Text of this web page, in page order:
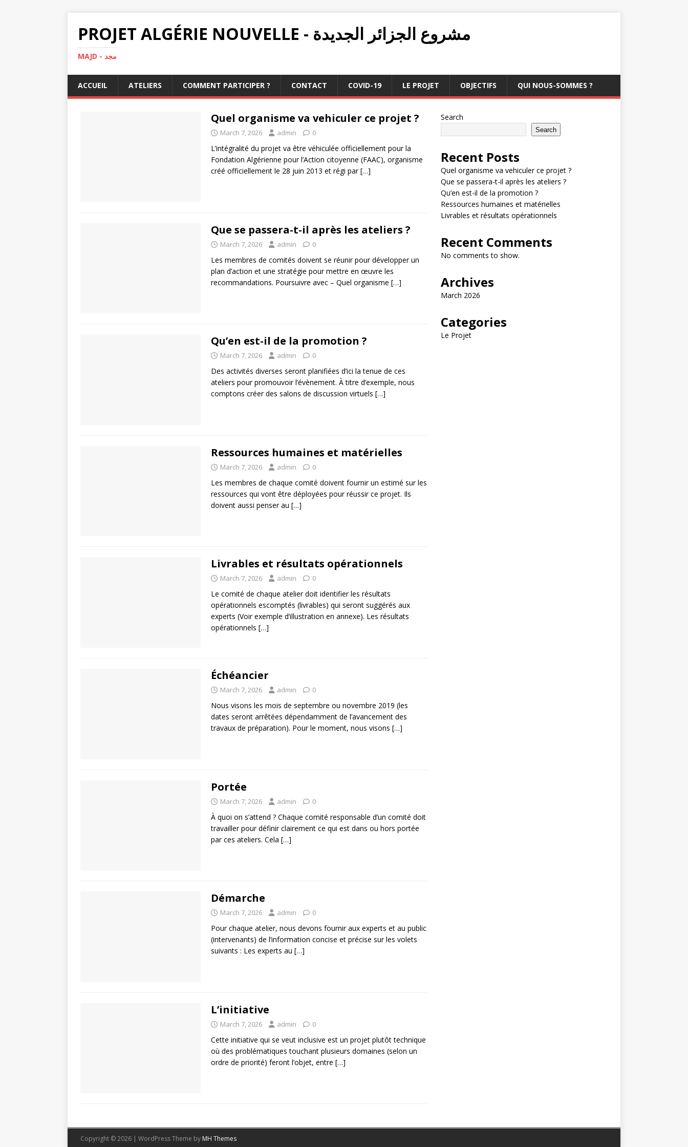
PROJET ALGÉRIE NOUVELLE - مشروع الجزائر الجديدة
MAJD - مجد
ACCUEIL ATELIERS COMMENT PARTICIPER ? CONTACT COVID-19 LE PROJET OBJECTIFS QUI NOUS-SOMMES ?
Quel organisme va vehiculer ce projet ?
March 7, 2026 admin 0
L’intégralité du projet va être véhiculée officiellement pour la
Fondation Algérienne pour l’Action citoyenne (FAAC), organisme
créé officiellement le 28 juin 2013 et régi par[…]
Que se passera-t-il après les ateliers ?
March 7, 2026 admin 0
Les membres de comités doivent se réunir pour développer un
plan d’action et une stratégie pour mettre en œuvre les
recommandations. Poursuivre avec – Quel organisme […]
Qu’en est-il de la promotion ?
March 7, 2026 admin 0
Des activités diverses seront planifiées d’ici la tenue de ces
ateliers pour promouvoir l’évènement. À titre d’exemple, nous
comptons créer des salons de discussion virtuels […]
Ressources humaines et matérielles
March 7, 2026 admin 0
Les membres de chaque comité doivent fournir un estimé sur les
ressources qui vont être déployées pour réussir ce projet. Ils
doivent aussi penser au […]
Livrables et résultats opérationnels
March 7, 2026 admin 0
Le comité de chaque atelier doit identifier les résultats
opérationnels escomptés (livrables) qui seront suggérés aux
experts (Voir exemple d’illustration en annexe). Les résultats
opérationnels […]
Échéancier
March 7, 2026 admin 0
Nous visons les mois de septembre ou novembre 2019 (les
dates seront arrêtées dépendamment de l’avancement des
travaux de préparation). Pour le moment, nous visons […]
Portée
March 7, 2026 admin 0
À quoi on s’attend ? Chaque comité responsable d’un comité doit
travailler pour définir clairement ce qui est dans ou hors portée
par ces ateliers. Cela […]
Démarche
March 7, 2026 admin 0
Pour chaque atelier, nous devons fournir aux experts et au public
(intervenants) de l’information concise et précise sur les volets
suivants : Les experts au […]
L’initiative
March 7, 2026 admin 0
Cette initiative qui se veut inclusive est un projet plutôt technique
où des problématiques touchant plusieurs domaines (selon un
ordre de priorité) feront l’objet, entre […]
Search
Search
Recent Posts
Quel organisme va vehiculer ce projet ?
Que se passera-t-il après les ateliers ?
Qu’en est-il de la promotion ?
Ressources humaines et matérielles
Livrables et résultats opérationnels
Recent Comments
No comments to show.
Archives
March 2026
Categories
Le Projet
Copyright © 2026 | WordPress Theme by MH Themes